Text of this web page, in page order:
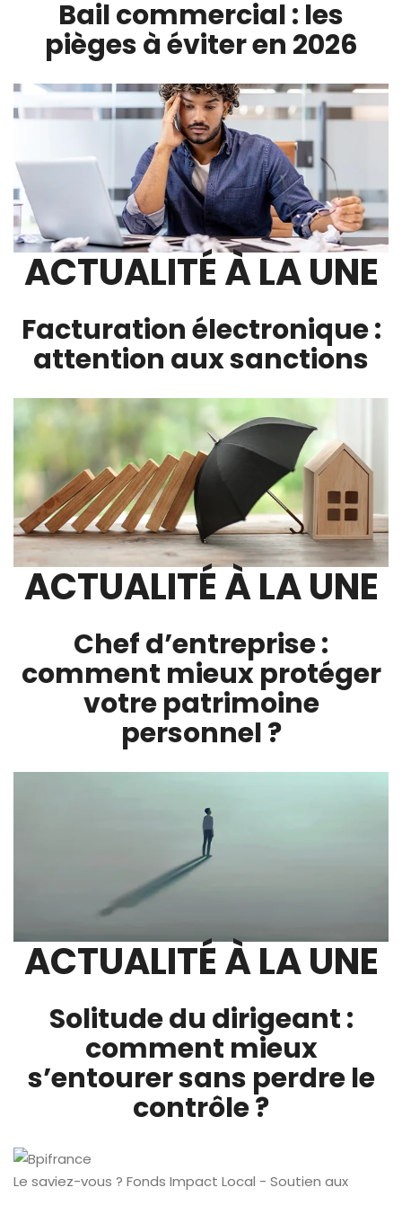
Bail commercial : les
pièges à éviter en 2026
ACTUALITÉ À LA UNE
Facturation électronique :
attention aux sanctions
ACTUALITÉ À LA UNE
Chef d’entreprise :
comment mieux protéger
votre patrimoine
personnel ?
ACTUALITÉ À LA UNE
Solitude du dirigeant :
comment mieux
s’entourer sans perdre le
contrôle ?
Le saviez-vous ? Fonds Impact Local - Soutien aux